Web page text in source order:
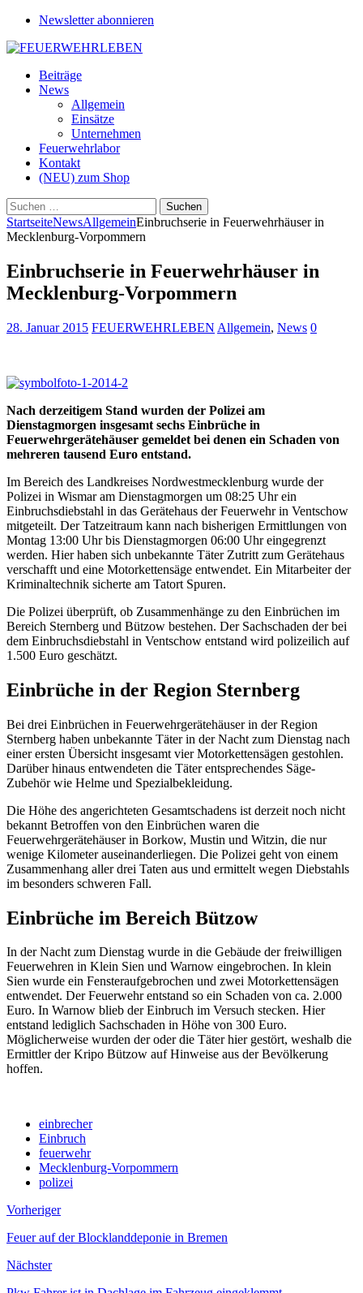
Newsletter abonnieren
Beiträge
News
Allgemein
Einsätze
Unternehmen
Feuerwehrlabor
Kontakt
(NEU) zum Shop
Suchen
nach:
StartseiteNewsAllgemeinEinbruchserie in Feuerwehrhäuser in
Mecklenburg-Vorpommern
Einbruchserie in Feuerwehrhäuser in
Mecklenburg-Vorpommern
28. Januar 2015 FEUERWEHRLEBEN Allgemein, News 0
Nach derzeitigem Stand wurden der Polizei am
Dienstagmorgen insgesamt sechs Einbrüche in
Feuerwehrgerätehäuser gemeldet bei denen ein Schaden von
mehreren tausend Euro entstand.
Im Bereich des Landkreises Nordwestmecklenburg wurde der
Polizei in Wismar am Dienstagmorgen um 08:25 Uhr ein
Einbruchsdiebstahl in das Gerätehaus der Feuerwehr in Ventschow
mitgeteilt. Der Tatzeitraum kann nach bisherigen Ermittlungen von
Montag 13:00 Uhr bis Dienstagmorgen 06:00 Uhr eingegrenzt
werden. Hier haben sich unbekannte Täter Zutritt zum Gerätehaus
verschafft und eine Motorkettensäge entwendet. Ein Mitarbeiter der
Kriminaltechnik sicherte am Tatort Spuren.
Die Polizei überprüft, ob Zusammenhänge zu den Einbrüchen im
Bereich Sternberg und Bützow bestehen. Der Sachschaden der bei
dem Einbruchsdiebstahl in Ventschow entstand wird polizeilich auf
1.500 Euro geschätzt.
Einbrüche in der Region Sternberg
Bei drei Einbrüchen in Feuerwehrgerätehäuser in der Region
Sternberg haben unbekannte Täter in der Nacht zum Dienstag nach
einer ersten Übersicht insgesamt vier Motorkettensägen gestohlen.
Darüber hinaus entwendeten die Täter entsprechendes Säge-
Zubehör wie Helme und Spezialbekleidung.
Die Höhe des angerichteten Gesamtschadens ist derzeit noch nicht
bekannt Betroffen von den Einbrüchen waren die
Feuerwehrgerätehäuser in Borkow, Mustin und Witzin, die nur
wenige Kilometer auseinanderliegen. Die Polizei geht von einem
Zusammenhang aller drei Taten aus und ermittelt wegen Diebstahls
im besonders schweren Fall.
Einbrüche im Bereich Bützow
In der Nacht zum Dienstag wurde in die Gebäude der freiwilligen
Feuerwehren in Klein Sien und Warnow eingebrochen. In klein
Sien wurde ein Fensteraufgebrochen und zwei Motorkettensägen
entwendet. Der Feuerwehr entstand so ein Schaden von ca. 2.000
Euro. In Warnow blieb der Einbruch im Versuch stecken. Hier
entstand lediglich Sachschaden in Höhe von 300 Euro.
Möglicherweise wurden der oder die Täter hier gestört, weshalb die
Ermittler der Kripo Bützow auf Hinweise aus der Bevölkerung
hoffen.
einbrecher
Einbruch
feuerwehr
Mecklenburg-Vorpommern
polizei
Vorheriger
Feuer auf der Blocklanddeponie in Bremen
Nächster